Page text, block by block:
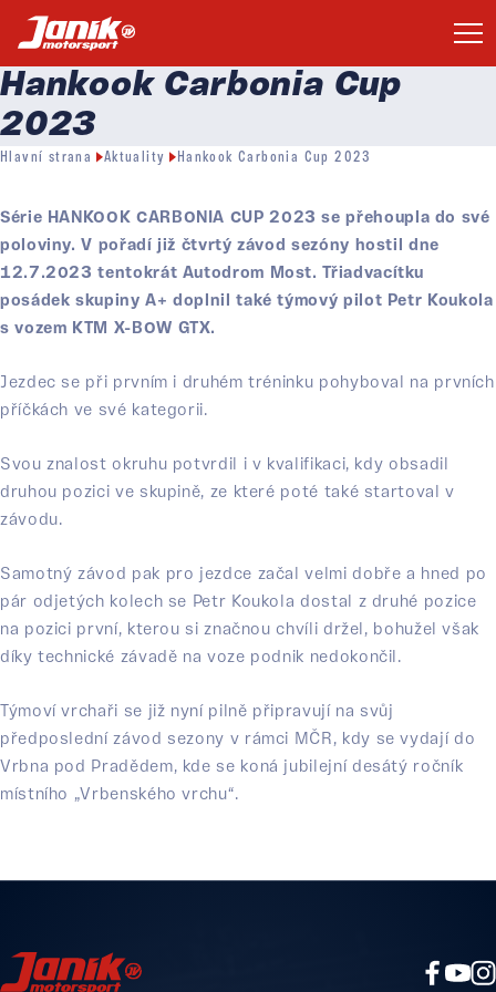
Hankook Carbonia Cup
2023
Hlavní strana Aktuality Hankook Carbonia Cup 2023
Série HANKOOK CARBONIA CUP 2023 se přehoupla do své
poloviny. V pořadí již čtvrtý závod sezóny hostil dne
12.7.2023 tentokrát Autodrom Most. Třiadvacítku
posádek skupiny A+ doplnil také týmový pilot Petr Koukola
s vozem KTM X-BOW GTX.
Jezdec se při prvním i druhém tréninku pohyboval na prvních
příčkách ve své kategorii.
Svou znalost okruhu potvrdil i v kvalifikaci, kdy obsadil
druhou pozici ve skupině, ze které poté také startoval v
závodu.
Samotný závod pak pro jezdce začal velmi dobře a hned po
pár odjetých kolech se Petr Koukola dostal z druhé pozice
na pozici první, kterou si značnou chvíli držel, bohužel však
díky technické závadě na voze podnik nedokončil.
Týmoví vrchaři se již nyní pilně připravují na svůj
předposlední závod sezony v rámci MČR, kdy se vydají do
Vrbna pod Pradědem, kde se koná jubilejní desátý ročník
místního „Vrbenského vrchu“.